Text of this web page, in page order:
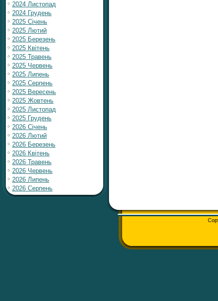
2024 Листопад
2024 Грудень
2025 Січень
2025 Лютий
2025 Березень
2025 Квітень
2025 Травень
2025 Червень
2025 Липень
2025 Серпень
2025 Вересень
2025 Жовтень
2025 Листопад
2025 Грудень
2026 Січень
2026 Лютий
2026 Березень
2026 Квітень
2026 Травень
2026 Червень
2026 Липень
2026 Серпень